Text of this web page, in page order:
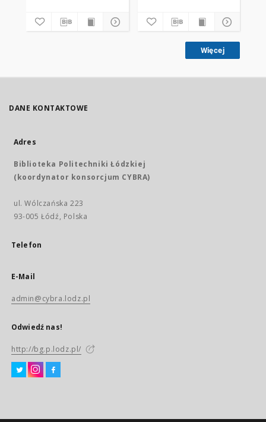
Więcej
DANE KONTAKTOWE
Adres
Biblioteka Politechniki Łódzkiej
(koordynator konsorcjum CYBRA)
ul. Wólczańska 223
93-005 Łódź, Polska
Telefon
E-Mail
admin@cybra.lodz.pl
Odwiedź nas!
http://bg.p.lodz.pl/